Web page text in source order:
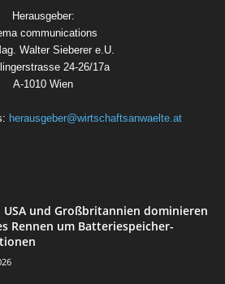
Herausgeber:
communications
Walter Sieberer e.U.
24-26/17a
A-1010 Wien
herausgeber@wirtschaftsanwaelte.at
USA und Großbritannien dominieren
Rennen um Batteriespeicher-